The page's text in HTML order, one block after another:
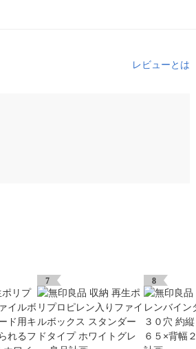
レビューとは
7 8